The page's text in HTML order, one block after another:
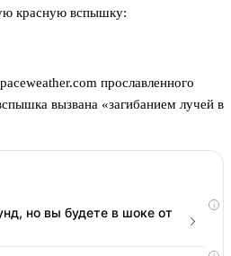
красную вспышку:
прославленного
вызвана «загибанием лучей в
i
но вы будете в шоке от